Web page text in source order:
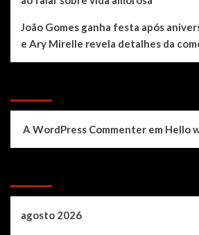
João Gomes ganha festa após
e Ary Mirelle revela detalhes da
A WordPress Commenter em Hello
agosto 2026